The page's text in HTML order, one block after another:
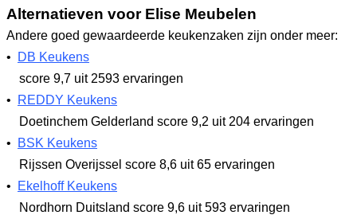
Alternatieven voor Elise Meubelen
Andere goed gewaardeerde keukenzaken zijn onder meer:
•
DB Keukens
score 9,7 uit 2593 ervaringen
•
REDDY Keukens
Doetinchem Gelderland score 9,2 uit 204 ervaringen
•
BSK Keukens
Rijssen Overijssel score 8,6 uit 65 ervaringen
•
Ekelhoff Keukens
Nordhorn Duitsland score 9,6 uit 593 ervaringen